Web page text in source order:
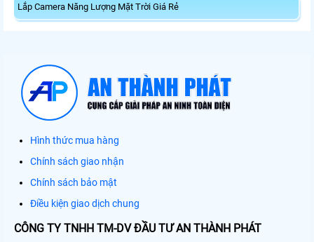
Lắp Camera Năng Lượng Mặt Trời Giá Rẻ
Hình thức mua hàng
Chính sách giao nhận
Chính sách bảo mật
Điều kiện giao dịch chung
CÔNG TY TNHH TM-DV ĐẦU TƯ AN THÀNH PHÁT